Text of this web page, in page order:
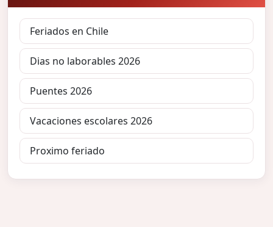
Feriados en Chile
Dias no laborables 2026
Puentes 2026
Vacaciones escolares 2026
Proximo feriado